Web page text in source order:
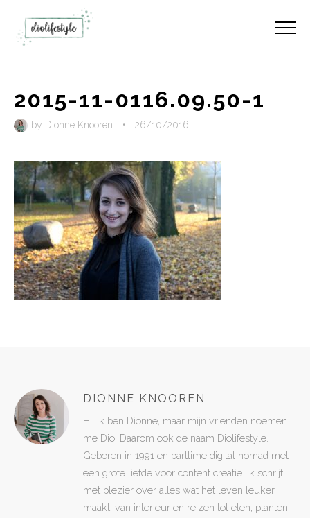
2015-11-0116.09.50-1
by Dionne Knooren • 26/10/2016
DIONNE KNOOREN
Hi, ik ben Dionne, maar mijn vrienden noemen
me Dio. Daarom ook de naam Diolifestyle.
Geboren in 1991 en parttime digital nomad met
een grote liefde voor content creatie. Ik schrijf
met plezier over alles wat het leven leuker
maakt: van interieur en reizen tot eten, planten,